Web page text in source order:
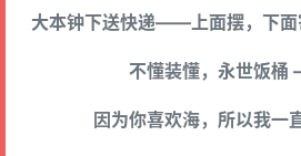
大本钟下送快递——上面摆，下
不懂装懂，永世饭
因为你喜欢海，所以我